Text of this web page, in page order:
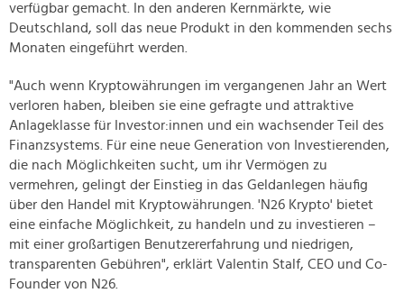
verfügbar gemacht. In den anderen Kernmärkte, wie
Deutschland, soll das neue Produkt in den kommenden sechs
Monaten eingeführt werden.
"Auch wenn Kryptowährungen im vergangenen Jahr an Wert
verloren haben, bleiben sie eine gefragte und attraktive
Anlageklasse für Investor:innen und ein wachsender Teil des
Finanzsystems. Für eine neue Generation von Investierenden,
die nach Möglichkeiten sucht, um ihr Vermögen zu
vermehren, gelingt der Einstieg in das Geldanlegen häufig
über den Handel mit Kryptowährungen. 'N26 Krypto' bietet
eine einfache Möglichkeit, zu handeln und zu investieren –
mit einer großartigen Benutzererfahrung und niedrigen,
transparenten Gebühren", erklärt Valentin Stalf, CEO und Co-
Founder von N26.